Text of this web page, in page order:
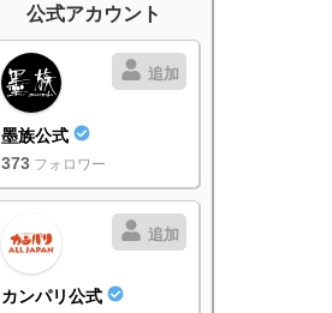
公式アカウント
追加
墨族公式
373 フォロワー
追加
カンパリ公式